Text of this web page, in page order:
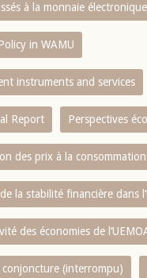
à la monnaie électronique
in WAMU
instruments and services
Report Perspectives
des prix à la
la stabilité financière dans
des économies de
(interrompu)